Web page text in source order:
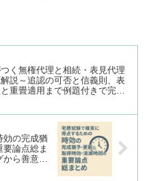
く無権代理と相続・表見代理
説～追認の可否と信義則、表
重畳適用まで例題付きで完全
効の完成猶
論点総ま
から善意・